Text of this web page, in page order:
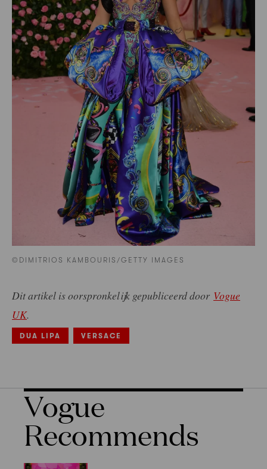
©DIMITRIOS KAMBOURIS/GETTY IMAGES
Dit artikel is oorspronkelijk gepubliceerd door Vogue
UK.
DUA LIPA VERSACE
Vogue
Recommends